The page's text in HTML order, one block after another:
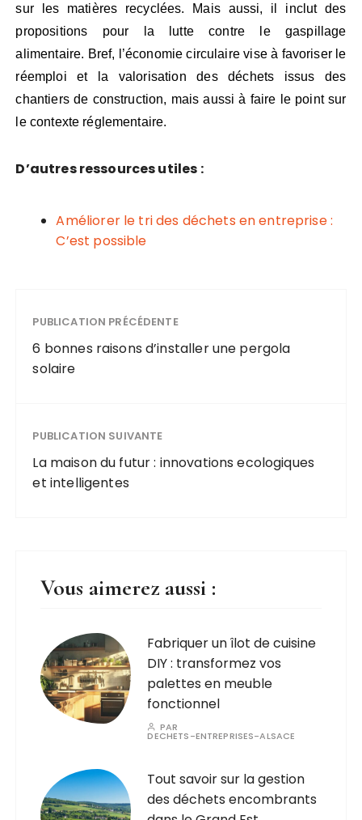
sur les matières recyclées. Mais aussi, il inclut des
propositions pour la lutte contre le gaspillage
alimentaire. Bref, l’économie circulaire vise à favoriser le
réemploi et la valorisation des déchets issus des
chantiers de construction, mais aussi à faire le point sur
le contexte réglementaire.
D’autres ressources utiles :
Améliorer le tri des déchets en entreprise :
C’est possible
PUBLICATION PRÉCÉDENTE
6 bonnes raisons d’installer une pergola
solaire
PUBLICATION SUIVANTE
La maison du futur : innovations ecologiques
et intelligentes
Vous aimerez aussi :
Fabriquer un îlot de cuisine
DIY : transformez vos
palettes en meuble
fonctionnel
PAR
DECHETS-ENTREPRISES-ALSACE
Tout savoir sur la gestion
des déchets encombrants